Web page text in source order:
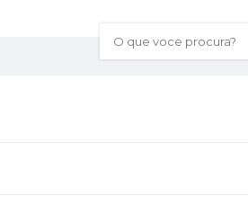
O que voce procura?